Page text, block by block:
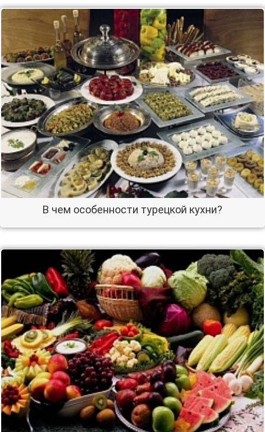
В чем особенности турецкой кухни?